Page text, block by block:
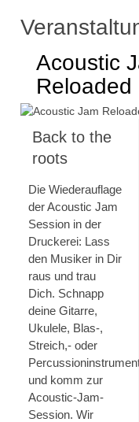
Acoustic
Reloaded
Back to the
roots
Die Wiederauflage
der Acoustic Jam
Session in der
Druckerei: Lass
den Musiker in Dir
raus und trau
Dich. Schnapp
deine Gitarre,
Ukulele, Blas-,
Streich,- oder
Percussioninstrument
und komm zur
Acoustic-Jam-
Session. Wir